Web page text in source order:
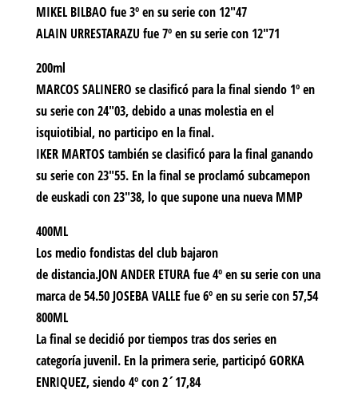
MIKEL BILBAO fue 3º en su serie con 12″47
ALAIN URRESTARAZU fue 7º en su serie con 12″71
200ml
MARCOS SALINERO se clasificó para la final siendo 1º en
su serie con 24″03, debido a unas molestia en el
isquiotibial, no participo en la final.
IKER MARTOS también se clasificó para la final ganando
su serie con 23″55. En la final se proclamó subcamepon
de euskadi con 23″38, lo que supone una nueva MMP
400ML
Los medio fondistas del club bajaron
de distancia.JON ANDER ETURA fue 4º en su serie con una
marca de 54.50 JOSEBA VALLE fue 6º en su serie con 57,54
800ML
La final se decidió por tiempos tras dos series en
categoría juvenil. En la primera serie, participó GORKA
ENRIQUEZ, siendo 4º con 2´17,84